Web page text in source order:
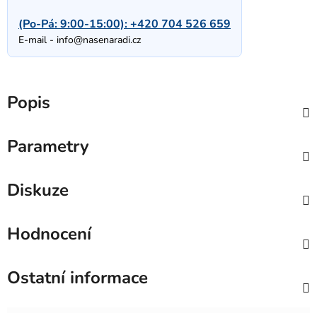
(Po-Pá: 9:00-15:00):+420 704 526 659
E-mail - info@nasenaradi.cz
Popis
Parametry
Diskuze
Hodnocení
Ostatní informace